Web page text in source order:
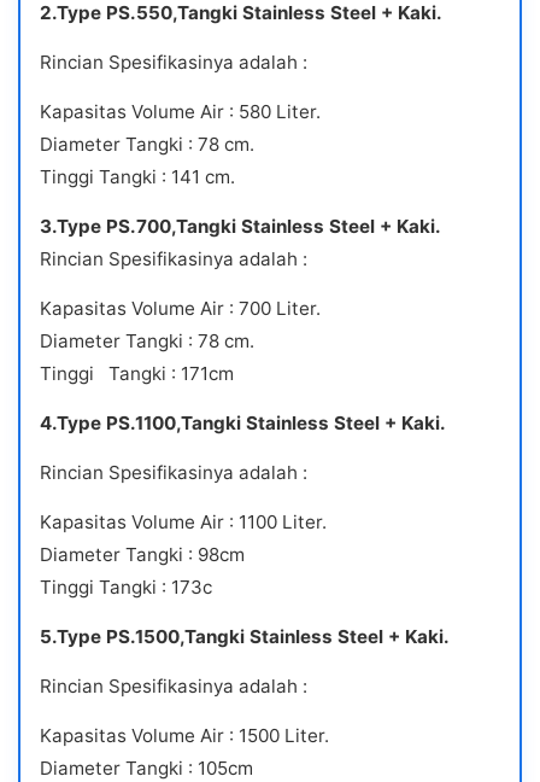
2.Type PS.550,Tangki Stainless Steel + Kaki.
Rincian Spesifikasinya adalah :
Kapasitas Volume Air : 580 Liter.
Diameter Tangki : 78 cm.
Tinggi Tangki : 141 cm.
3.Type PS.700,Tangki Stainless Steel + Kaki.
Rincian Spesifikasinya adalah :
Kapasitas Volume Air : 700 Liter.
Diameter Tangki : 78 cm.
Tinggi Tangki : 171cm
4.Type PS.1100,Tangki Stainless Steel + Kaki.
Rincian Spesifikasinya adalah :
Kapasitas Volume Air : 1100 Liter.
Diameter Tangki : 98cm
Tinggi Tangki : 173c
5.Type PS.1500,Tangki Stainless Steel + Kaki.
Rincian Spesifikasinya adalah :
Kapasitas Volume Air : 1500 Liter.
Diameter Tangki : 105cm